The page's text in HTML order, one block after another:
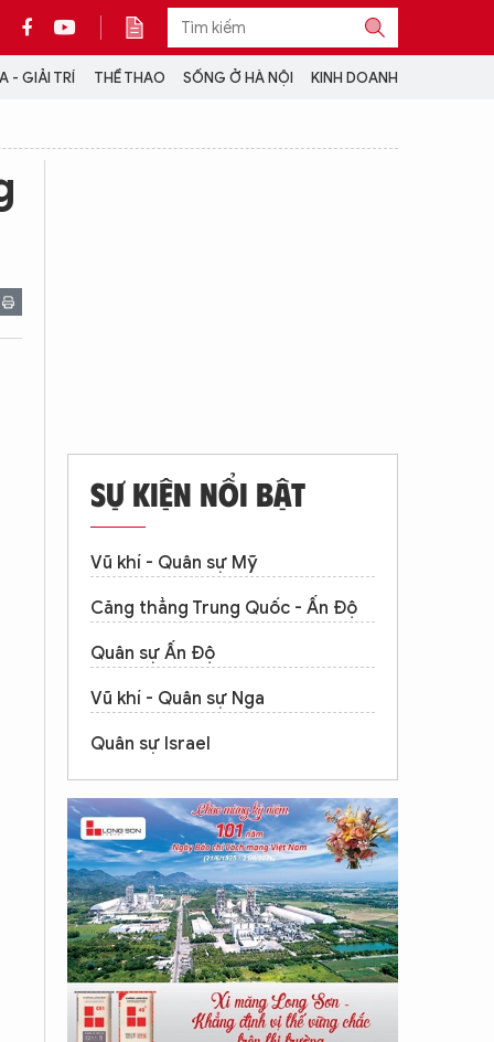
- GIẢI TRÍ THỂ THAO SỐNG Ở HÀ NỘI KINH DOANH
SỰ KIỆN NỔI BẬT
Vũ khí - Quân sự Mỹ
Căng thẳng Trung Quốc - Ấn Độ
Quân sự Ấn Độ
Vũ khí - Quân sự Nga
Quân sự Israel